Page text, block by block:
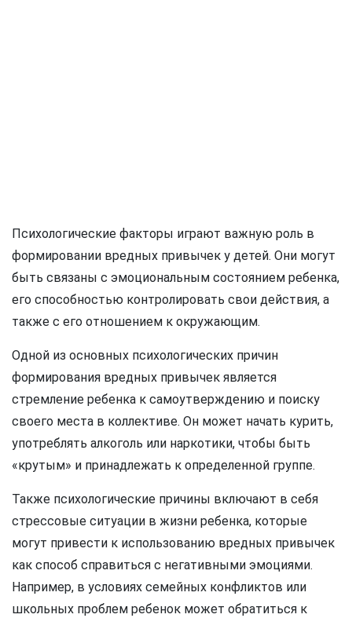
Психологические факторы играют важную роль в
формировании вредных привычек у детей. Они могут
быть связаны с эмоциональным состоянием ребенка,
его способностью контролировать свои действия, а
также с его отношением к окружающим.
Одной из основных психологических причин
формирования вредных привычек является
стремление ребенка к самоутверждению и поиску
своего места в коллективе. Он может начать курить,
употреблять алкоголь или наркотики, чтобы быть
«крутым» и принадлежать к определенной группе.
Также психологические причины включают в себя
стрессовые ситуации в жизни ребенка, которые
могут привести к использованию вредных привычек
как способ справиться с негативными эмоциями.
Например, в условиях семейных конфликтов или
школьных проблем ребенок может обратиться к